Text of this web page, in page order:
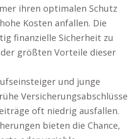
ihren optimalen Schutz
Kosten anfallen. Die
finanzielle Sicherheit zu
größten Vorteile dieser
und junge
Versicherungsabschlüsse
oft niedrig ausfallen.
bieten die Chance,